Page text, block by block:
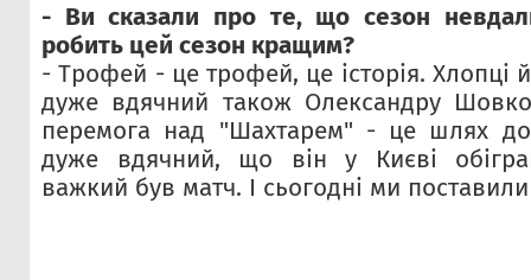
- Ви сказали про те, що сезон
робить цей сезон кращим?
- Трофей - це трофей, це історія. Хлопці
дуже вдячний також Олександру
перемога над "Шахтарем" - це шлях
дуже вдячний, що він у Києві
важкий був матч. І сьогодні ми